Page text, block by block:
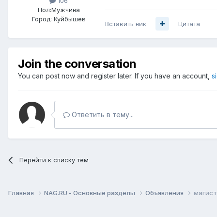
Пол:Мужчина
Город: Куйбышев
Вставить ник Цитата
Join the conversation
You can post now and register later. If you have an account,
Ответить в тему...
Перейти к списку тем
Главная NAG.RU - Основные разделы Объявления